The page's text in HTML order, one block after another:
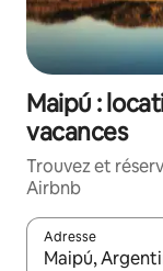
Maipú :
vacances
Trouvez et
Airbnb
Adresse
Lorsque les